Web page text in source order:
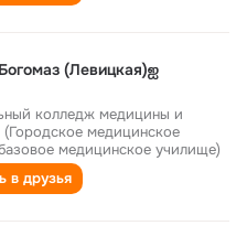
(Левицкая)ஐ
колледж медицины и
медицинское
медицинское училище)
в друзья